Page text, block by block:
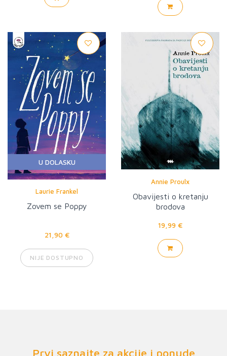
U DOLASKU
Laurie Frankel
Zovem se Poppy
21,90 €
NIJE DOSTUPNO
Annie Proulx
Obavijesti o kretanju
brodova
19,99 €
Prvi saznajte za akcije i ponude